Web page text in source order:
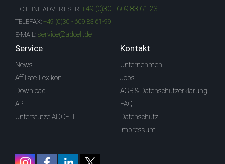
HOTLINE ADVERTISER: +49 (0)30 - 609 83 61-23
TELEFAX: +49 (0)30 - 609 83 61-99
E-MAIL: service@adcell.de
Service
News
Affiliate-Lexikon
Download
API
Unterstütze ADCELL
Kontakt
Unternehmen
Jobs
AGB & Datenschutzerklärung
FAQ
Datenschutz
Impressum